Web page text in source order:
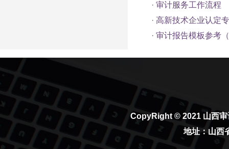
· 审计服务工作流程
· 高新技术企业认定
· 审计报告模板参考
CopyRight © 2021 山西
地址：山西